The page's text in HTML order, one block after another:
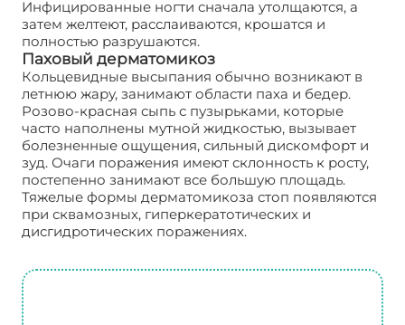
Инфицированные ногти сначала утолщаются, а
затем желтеют, расслаиваются, крошатся и
полностью разрушаются.
Паховый дерматомикоз
Кольцевидные высыпания обычно возникают в
летнюю жару, занимают области паха и бедер.
Розово-красная сыпь с пузырьками, которые
часто наполнены мутной жидкостью, вызывает
болезненные ощущения, сильный дискомфорт и
зуд. Очаги поражения имеют склонность к росту,
постепенно занимают все большую площадь.
Тяжелые формы дерматомикоза стоп появляются
при сквамозных, гиперкератотических и
дисгидротических поражениях.